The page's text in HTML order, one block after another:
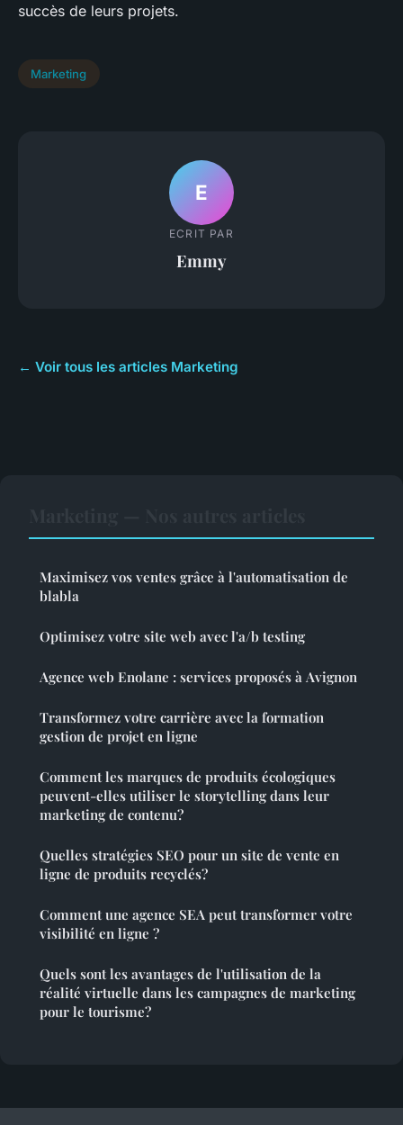
succès de leurs projets.
Marketing
E
ECRIT PAR
Emmy
← Voir tous les articles Marketing
Maximisez vos ventes grâce à l'automatisation de
blabla
Optimisez votre site web avec l'a/b testing
Agence web Enolane : services proposés à Avignon
Transformez votre carrière avec la formation
gestion de projet en ligne
Comment les marques de produits écologiques
peuvent-elles utiliser le storytelling dans leur
marketing de contenu?
Quelles stratégies SEO pour un site de vente en
ligne de produits recyclés?
Comment une agence SEA peut transformer votre
visibilité en ligne ?
Quels sont les avantages de l'utilisation de la
réalité virtuelle dans les campagnes de marketing
pour le tourisme?